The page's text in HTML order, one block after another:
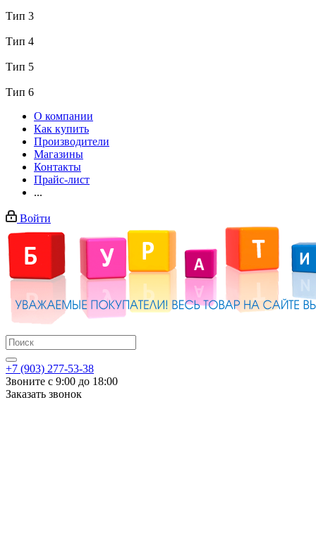
Тип 3
Тип 4
Тип 5
Тип 6
О компании
Как купить
Производители
Магазины
Контакты
Прайс-лист
...
Войти
+7 (903) 277-53-38
Звоните с 9:00 до 18:00
Заказать звонок